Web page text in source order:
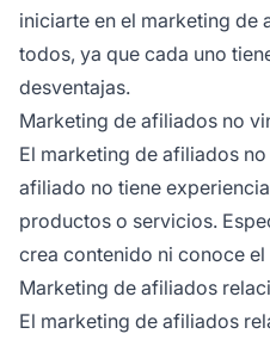
iniciarte en el marketing de
todos, ya que cada uno
desventajas.
Marketing de afiliados no
El marketing de afiliados
afiliado no tiene
productos o servicios.
crea contenido ni conoce
Marketing de afiliados
El marketing de afiliados